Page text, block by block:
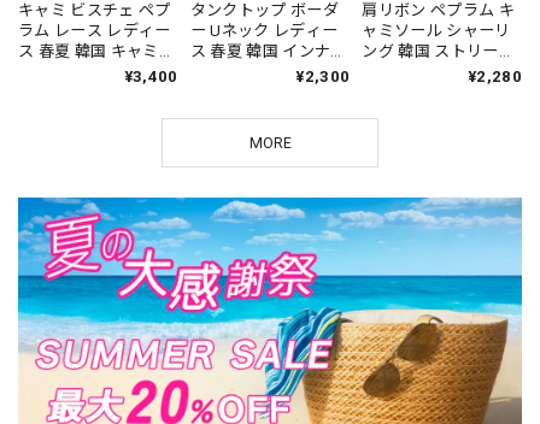
キャミ ビスチェ ペプ
ラム レース レディー
ス 春夏 韓国 キャミソ
ール 透け感 きれいめ
CGT083]
¥3,400
タンクトップ ボーダ
ー Uネック レディー
ス 春夏 韓国 インナー
トップス 大人 カジュ
性 大人可愛い 大人女
子 [LS-CGT081]
¥2,300
肩リボン ペプラム キ
ャミソール シャーリ
ング 韓国 ストリート
Y2K トップス レディ
CGT113]
¥2,280
MORE